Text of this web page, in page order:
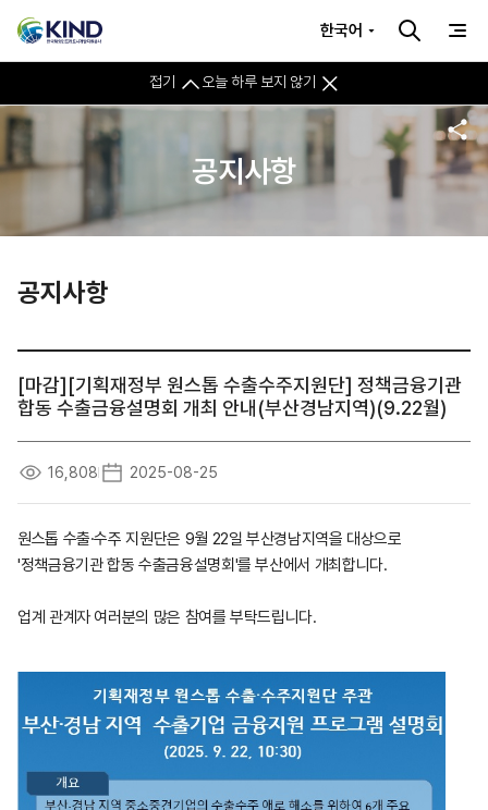
접기 오늘 하루 보지 않기
한국어
공지사항
공지사항
[마감][기획재정부 원스톱 수출수주지원단] 정책금융기관
합동 수출금융설명회 개최 안내(부산경남지역)(9.22월)
16,808 2025-08-25
원스톱 수출·수주 지원단은 9월 22일 부산경남지역을 대상으로
'정책금융기관 합동 수출금융설명회'를 부산에서 개최합니다.
업계 관계자 여러분의 많은 참여를 부탁드립니다.